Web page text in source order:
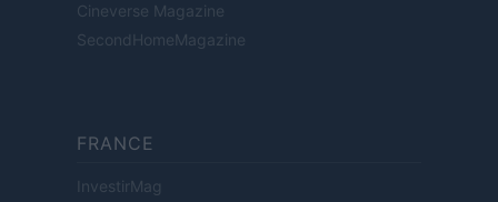
Cineverse Magazine
SecondHomeMagazine
FRANCE
InvestirMag